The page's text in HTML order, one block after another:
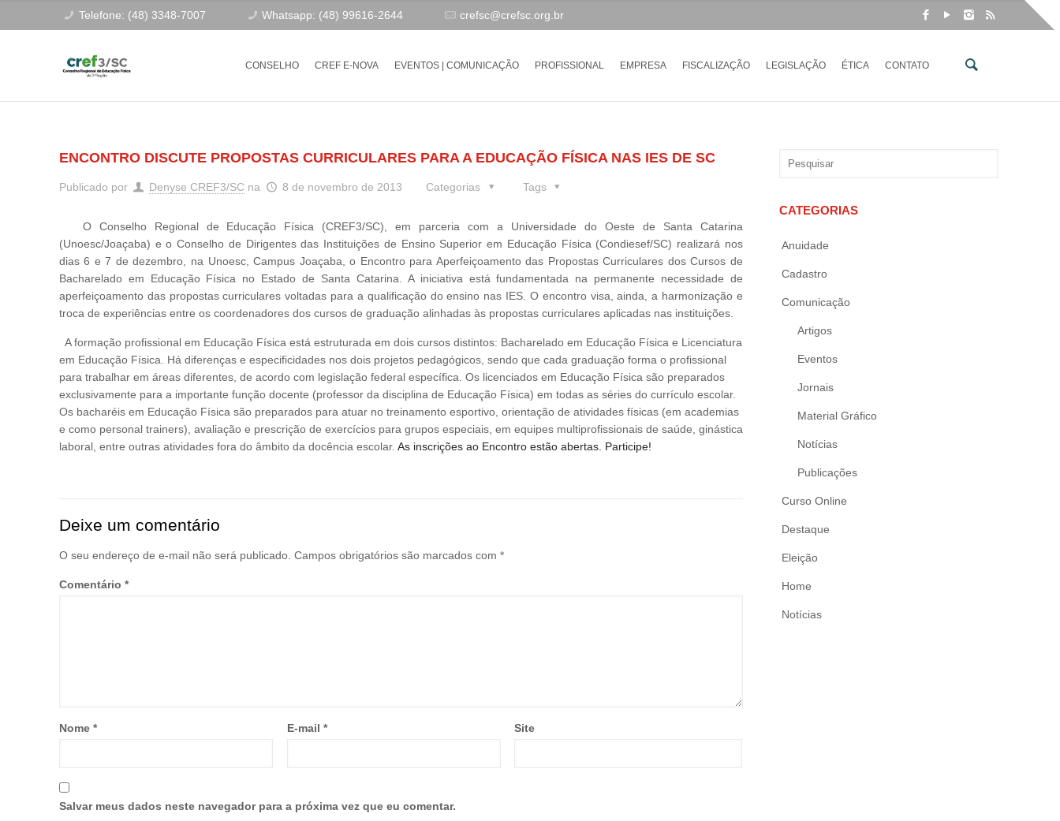
Telefone: (48) 3348-7007 Whatsapp: (48) 99616-2644 crefsc@crefsc.org.br
CONSELHO CREF E-NOVA EVENTOS | COMUNICAÇÃO PROFISSIONAL EMPRESA FISCALIZAÇÃO LEGISLAÇÃO ÉTICA CONTATO
ENCONTRO DISCUTE PROPOSTAS CURRICULARES PARA A EDUCAÇÃO FÍSICA NAS IES DE SC
Publicado por Denyse CREF3/SC na 8 de novembro de 2013 Categorias Tags
O Conselho Regional de Educação Física (CREF3/SC), em parceria com a Universidade do Oeste de Santa Catarina
(Unoesc/Joaçaba) e o Conselho de Dirigentes das Instituições de Ensino Superior em Educação Física (Condiesef/SC) realizará nos
dias 6 e 7 de dezembro, na Unoesc, Campus Joaçaba, o Encontro para Aperfeiçoamento das Propostas Curriculares dos Cursos de
Bacharelado em Educação Física no Estado de Santa Catarina. A iniciativa está fundamentada na permanente necessidade de
aperfeiçoamento das propostas curriculares voltadas para a qualificação do ensino nas IES. O encontro visa, ainda, a harmonização e
troca de experiências entre os coordenadores dos cursos de graduação alinhadas às propostas curriculares aplicadas nas instituições.
A formação profissional em Educação Física está estruturada em dois cursos distintos: Bacharelado em Educação Física e Licenciatura
em Educação Física. Há diferenças e especificidades nos dois projetos pedagógicos, sendo que cada graduação forma o profissional
para trabalhar em áreas diferentes, de acordo com legislação federal específica. Os licenciados em Educação Física são preparados
exclusivamente para a importante função docente (professor da disciplina de Educação Física) em todas as séries do currículo escolar.
Os bacharéis em Educação Física são preparados para atuar no treinamento esportivo, orientação de atividades físicas (em academias
e como personal trainers), avaliação e prescrição de exercícios para grupos especiais, em equipes multiprofissionais de saúde, ginástica
laboral, entre outras atividades fora do âmbito da docência escolar. As inscrições ao Encontro estão abertas. Participe!
Deixe um comentário
O seu endereço de e-mail não será publicado. Campos obrigatórios são marcados com *
Comentário *
Nome * E-mail * Site
Salvar meus dados neste navegador para a próxima vez que eu comentar.
CATEGORIAS
Anuidade
Cadastro
Comunicação
Artigos
Eventos
Jornais
Material Gráfico
Notícias
Publicações
Curso Online
Destaque
Eleição
Home
Notícias